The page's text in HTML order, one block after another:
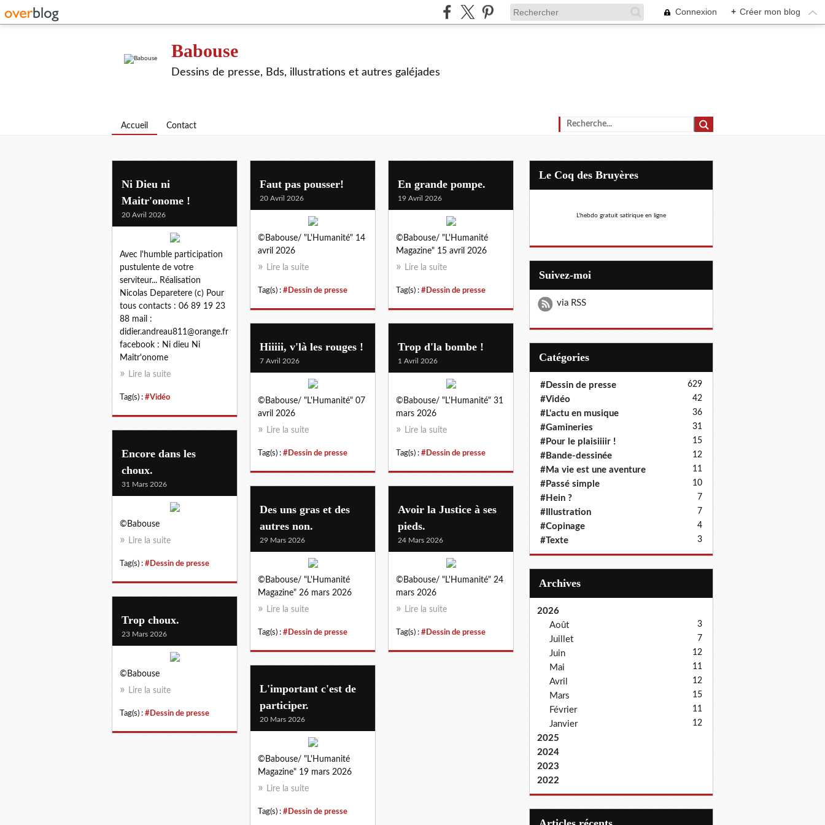
Connexion + Créer mon blog
Babouse
Dessins de presse, Bds, illustrations et autres galéjades
Accueil Contact
Ni Dieu ni
Maitr'onome !
20 Avril 2026
Avec l'humble participation
pustulente de votre
serviteur... Réalisation
Nicolas Deparetere (c) Pour
tous contacts : 06 89 19 23
88 mail :
didier.andreau811@orange.fr
facebook : Ni dieu Ni
Maitr'onome
Lire la suite
Tag(s) : #Vidéo
Faut pas pousser!
20 Avril 2026
©Babouse/ "L'Humanité" 14
avril 2026
Lire la suite
Tag(s) : #Dessin de presse
En grande pompe.
19 Avril 2026
©Babouse/ "L'Humanité
Magazine" 15 avril 2026
Lire la suite
Tag(s) : #Dessin de presse
Hiiiii, v'là les rouges !
7 Avril 2026
©Babouse/ "L'Humanité" 07
avril 2026
Lire la suite
Tag(s) : #Dessin de presse
Trop d'la bombe !
1 Avril 2026
©Babouse/ "L'Humanité" 31
mars 2026
Lire la suite
Tag(s) : #Dessin de presse
Encore dans les
choux.
31 Mars 2026
©Babouse
Lire la suite
Tag(s) : #Dessin de presse
Des uns gras et des
autres non.
29 Mars 2026
©Babouse/ "L'Humanité
Magazine" 26 mars 2026
Lire la suite
Tag(s) : #Dessin de presse
Avoir la Justice à ses
pieds.
24 Mars 2026
©Babouse/ "L'Humanité" 24
mars 2026
Lire la suite
Tag(s) : #Dessin de presse
Trop choux.
23 Mars 2026
©Babouse
Lire la suite
Tag(s) : #Dessin de presse
L'important c'est de
participer.
20 Mars 2026
©Babouse/ "L'Humanité
Magazine" 19 mars 2026
Lire la suite
Tag(s) : #Dessin de presse
Le Coq des Bruyères
L'hebdo gratuit satirique en ligne
Suivez-moi
via RSS
Catégories
#Dessin de presse 629
#Vidéo 42
#L'actu en musique 36
#Gamineries 31
#Pour le plaisiiiir ! 15
#Bande-dessinée 12
#Ma vie est une aventure 11
#Passé simple 10
#Hein ? 7
#Illustration 7
#Copinage 4
#Texte 3
Archives
2026
Août
3
Juillet 7
Juin 12
Mai 11
Avril 12
Mars 15
Février 11
Janvier 12
2025
2024
2023
2022